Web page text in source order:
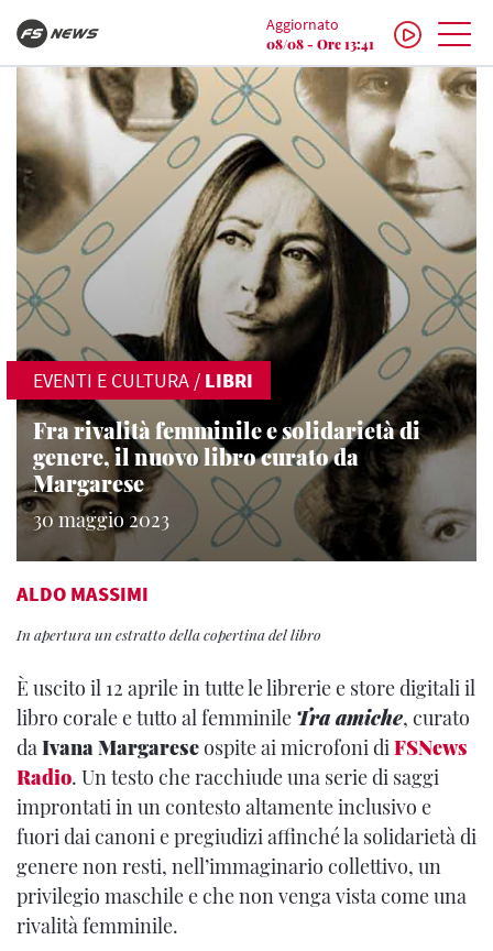
Aggiornato
08/08 - Ore 13:41
EVENTI E CULTURA / LIBRI
Fra rivalità femminile e solidarietà di
genere, il nuovo libro curato da
Margarese
30 maggio 2023
ALDO MASSIMI
In apertura un estratto della copertina del libro
È uscito il 12 aprile in tutte le librerie e store digitali il
libro corale e tutto al femminile Tra amiche, curato
daIvana Margareseospite ai microfoni diFSNews
Radio. Un testo che racchiude una serie di saggi
improntati in un contesto altamente inclusivo e
fuori dai canoni e pregiudizi affinché la solidarietà di
genere non resti, nell’immaginario collettivo, un
privilegio maschile e che non venga vista come una
rivalità femminile.